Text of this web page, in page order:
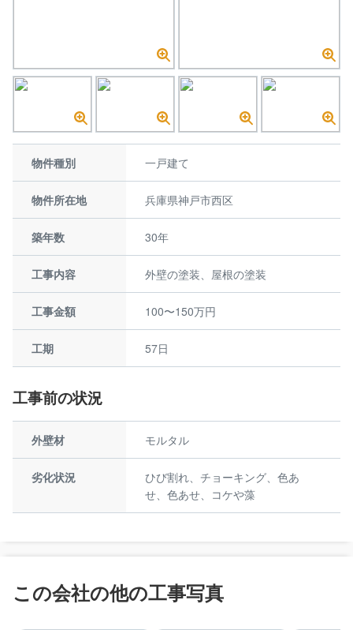
物件種別 一戸建て
物件所在地 兵庫県神戸市西区
築年数 30年
工事内容 外壁の塗装、屋根の塗装
工事金額 100〜150万円
工期 57日
工事前の状況
外壁材 モルタル
劣化状況
ひび割れ、チョーキング、色あ
せ、色あせ、コケや藻
この会社の他の工事写真